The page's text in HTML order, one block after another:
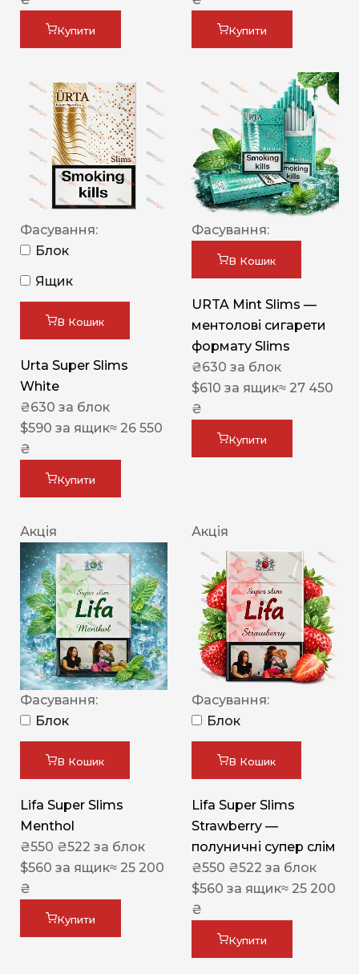
Купити Купити
Фасування:
Блок
Ящик
В Кошик
Urta Super Slims
White
₴630 за блок
$590 за ящик≈ 26 550
₴
Купити
Фасування:
В Кошик
URTA Mint Slims —
ментолові сигарети
формату Slims
₴630 за блок
$610 за ящик≈ 27 450
₴
Купити
Акція
Фасування:
Блок
В Кошик
Lifa Super Slims
Menthol
₴550 ₴522 за блок
$560 за ящик≈ 25 200
₴
Купити
Акція
Фасування:
Блок
В Кошик
Lifa Super Slims
Strawberry —
полуничні супер слім
₴550 ₴522 за блок
$560 за ящик≈ 25 200
₴
Купити